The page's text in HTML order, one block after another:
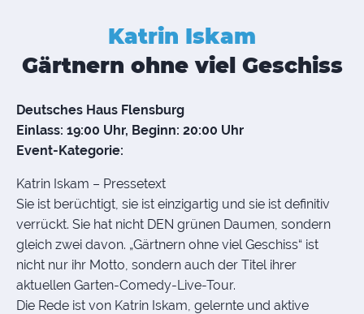
Katrin Iskam
Gärtnern ohne viel Geschiss
Deutsches Haus Flensburg
Einlass: 19:00 Uhr, Beginn: 20:00 Uhr
Event-Kategorie:
Katrin Iskam – Pressetext
Sie ist berüchtigt, sie ist einzigartig und sie ist definitiv
verrückt. Sie hat nicht DEN grünen Daumen, sondern
gleich zwei davon. „Gärtnern ohne viel Geschiss“ ist
nicht nur ihr Motto, sondern auch der Titel ihrer
aktuellen Garten-Comedy-Live-Tour.
Die Rede ist von Katrin Iskam, gelernte und aktive